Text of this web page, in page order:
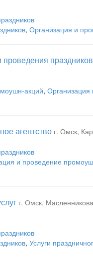
, Организация и
праздников
акций, Организация
агентство г. Омск,
и проведение
г. Омск,
, Услуги